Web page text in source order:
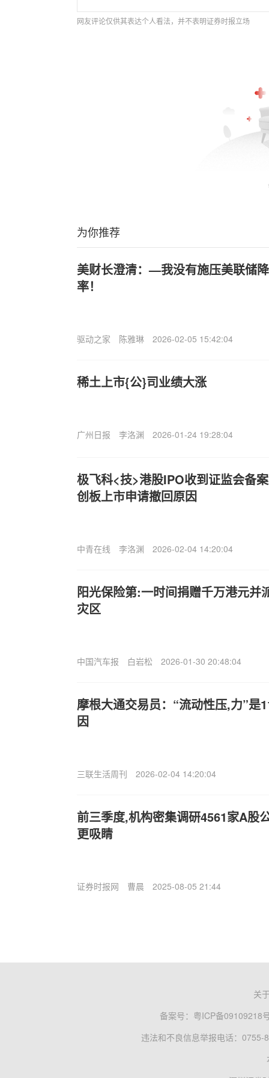
网友评论仅供其表达个人看法，并不表明证券时报立场
为你推荐
美财长澄清：—我没有施压美联储
率！
驱动之家 陈雅琳 2026-02-05 15:42:04
稀土上市{公}司业绩大涨
广州日报 李洛渊 2026-01-24 19:28:04
极飞科<技>港股IPO收到证监会备
创板上市申请撤回原因
中青在线 李洛渊 2026-02-04 14:20:04
阳光保险第:一时间捐赠千万港元并
灾区
中国汽车报 白岩松 2026-01-30 20:48:04
摩根大通交易员：“流动性压,力”是
因
三联生活周刊 2026-02-04 14:20:04
前三季度,机构密集调研4561家A股
更吸睛
证券时报网 曹晨 2025-08-05 21:44
关
备案号： 粤ICP备09109218
违法和不良信息举报电话：0755-